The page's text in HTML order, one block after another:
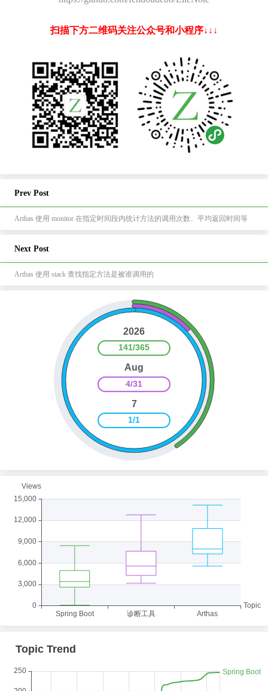
扫描下方二维码关注公众号和小程序↓↓↓
Prev Post
Arthas 使用 monitor 在指定时间段内统计方法的调用次数、平均返回时间等
Next Post
Arthas 使用 stack 查找指定方法是被谁调用的